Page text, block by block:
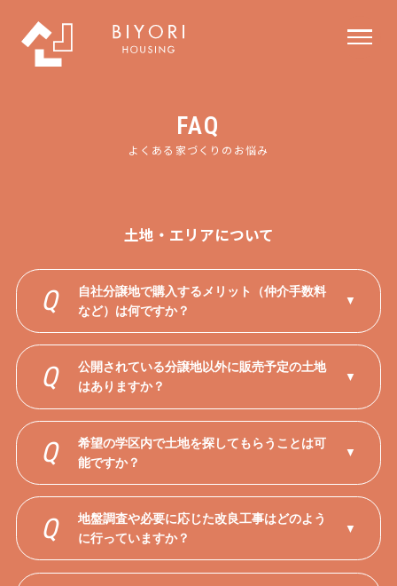
FAQ
よくある家づくりのお悩み
土地・エリアについて
Q
自社分譲地で購入するメリット（仲介手数料
など）は何ですか？
▼
Q
公開されている分譲地以外に販売予定の土地
はありますか？
▼
Q
希望の学区内で土地を探してもらうことは可
能ですか？
▼
Q
地盤調査や必要に応じた改良工事はどのよう
に行っていますか？
▼